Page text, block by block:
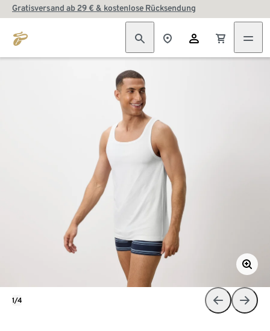
Gratisversand ab 29 € & kostenlose Rücksendung
1/4